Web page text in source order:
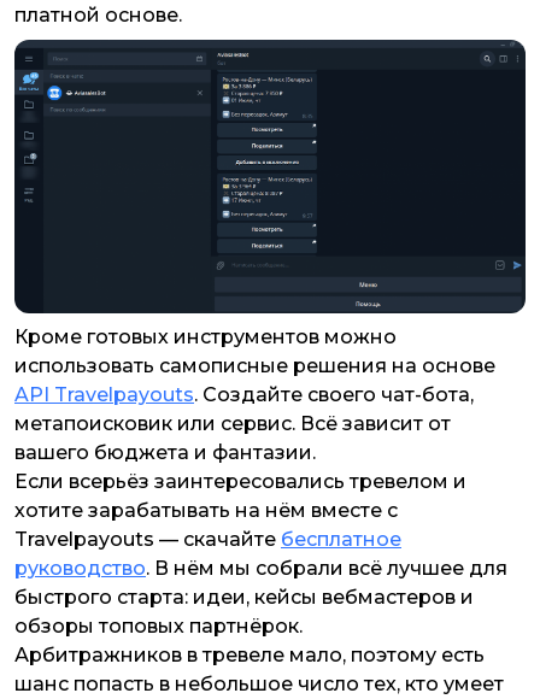
платной основе.
Кроме готовых инструментов можно
использовать самописные решения на основе
API Travelpayouts. Создайте своего чат-бота,
метапоисковик или сервис. Всё зависит от
вашего бюджета и фантазии.
Если всерьёз заинтересовались тревелом и
хотите зарабатывать на нём вместе с
Travelpayouts — скачайте бесплатное
руководство. В нём мы собрали всё лучшее для
быстрого старта: идеи, кейсы вебмастеров и
обзоры топовых партнёрок.
Арбитражников в тревеле мало, поэтому есть
шанс попасть в небольшое число тех, кто умеет